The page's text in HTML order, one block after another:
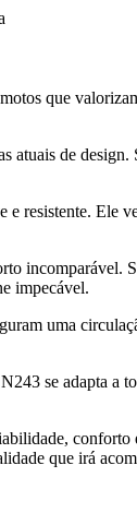
que
atuais de
resistente. Ele
impecável.
uma
se adapta
conforto
que irá